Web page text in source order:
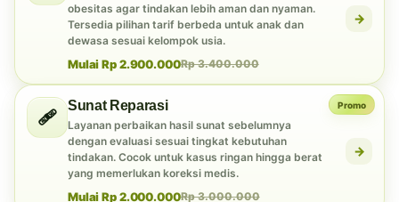
obesitas agar tindakan lebih aman dan nyaman.
Tersedia pilihan tarif berbeda untuk anak dan
dewasa sesuai kelompok usia.
Mulai Rp 2.900.000Rp 3.400.000
→
Promo
🩹
Sunat Reparasi
Layanan perbaikan hasil sunat sebelumnya
dengan evaluasi sesuai tingkat kebutuhan
tindakan. Cocok untuk kasus ringan hingga berat
yang memerlukan koreksi medis.
Mulai Rp 2.000.000Rp 3.000.000
→